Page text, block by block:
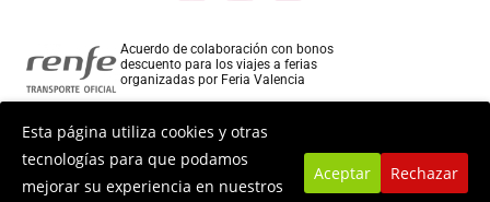
Acuerdo de colaboración con bonos
descuento para los viajes a ferias
organizadas por Feria Valencia
Colaborador aéreo para los viajes a ferias
organizadas por Feria Valencia
Esta página utiliza cookies y otras
tecnologías para que podamos
mejorar su experiencia en nuestros
Aceptar Rechazar